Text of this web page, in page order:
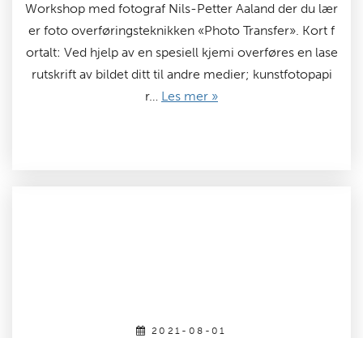
Workshop med fotograf Nils-Petter Aaland der du lær
er foto overføringsteknikken «Photo Transfer». Kort f
ortalt: Ved hjelp av en spesiell kjemi overføres en lase
rutskrift av bildet ditt til andre medier; kunstfotopapi
r… Les mer »
2021-08-01